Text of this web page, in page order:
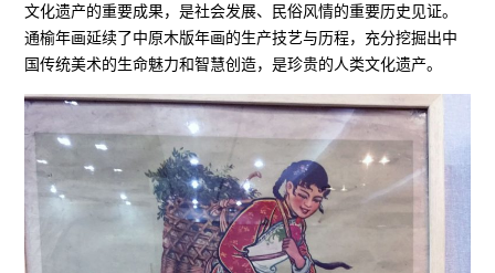
文化遗产的重要成果，是社会发展、民俗风情的重要历史见证。
通榆年画延续了中原木版年画的生产技艺与历程，充分挖掘出中
国传统美术的生命魅力和智慧创造，是珍贵的人类文化遗产。